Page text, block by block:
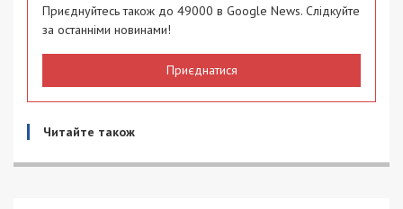
Приєднуйтесь також до 49000 в Google News. Слідкуйте
за останніми новинами!
Приєднатися
Читайте також